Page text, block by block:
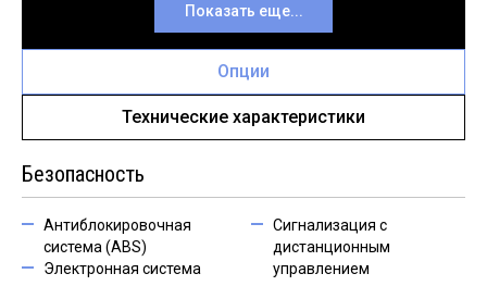
Показать еще...
Опции
Технические характеристики
Безопасность
Антиблокировочная
система (ABS)
Электронная система
Сигнализация с
дистанционным
управлением